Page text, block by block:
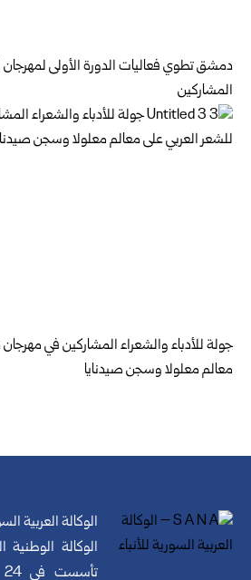
دمشق تطوي فعاليات الدورة الأولى لمهرجان
المشاركين
جولة للأدباء والشعراء المشاركين في
معالم معلولا وسجن صيدنايا
الوكالة العربية
الوكالة الوطنية